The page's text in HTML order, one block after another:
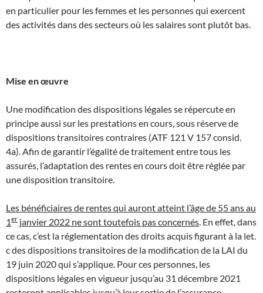
en particulier pour les femmes et les personnes qui exercent
des activités dans des secteurs où les salaires sont plutôt bas.
Mise en œuvre
Une modification des dispositions légales se répercute en
principe aussi sur les prestations en cours, sous réserve de
dispositions transitoires contraires (ATF 121 V 157 consid.
4a). Afin de garantir l’égalité de traitement entre tous les
assurés, l’adaptation des rentes en cours doit être réglée par
une disposition transitoire.
Les bénéficiaires de rentes qui auront atteint l’âge de 55 ans au
1er janvier 2022 ne sont toutefois pas concernés . En effet, dans
ce cas, c’est la réglementation des droits acquis figurant à la let.
c des dispositions transitoires de la modification de la LAI du
19 juin 2020 qui s’applique. Pour ces personnes, les
dispositions légales en vigueur jusqu’au 31 décembre 2021